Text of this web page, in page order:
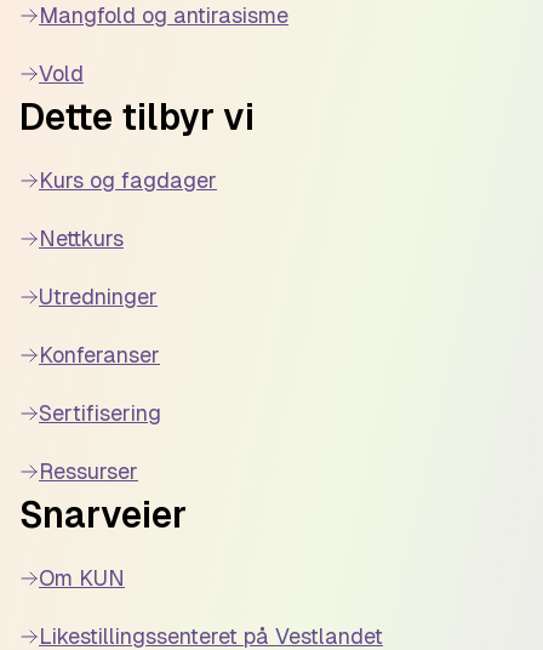
Mangfold og antirasisme
Vold
Dette tilbyr vi
Kurs og fagdager
Nettkurs
Utredninger
Konferanser
Sertifisering
Ressurser
Snarveier
Om KUN
Likestillingssenteret på Vestlandet